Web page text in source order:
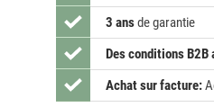
3 ansde garantie
Des conditions
Achat sur facture: